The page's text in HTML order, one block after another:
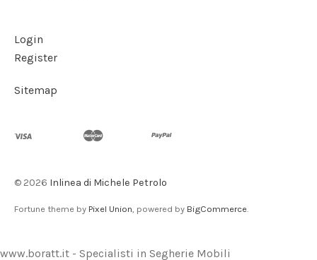
Login
Register
Sitemap
© 2026 Inlinea di Michele Petrolo
Fortune theme by Pixel Union, powered by BigCommerce.
www.boratt.it - Specialisti in Segherie Mobili